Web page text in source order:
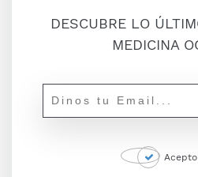
DESCUBRE LO
MEDICINA